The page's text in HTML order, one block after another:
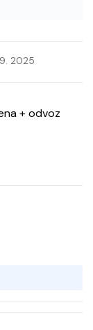
2025
+ odvoz